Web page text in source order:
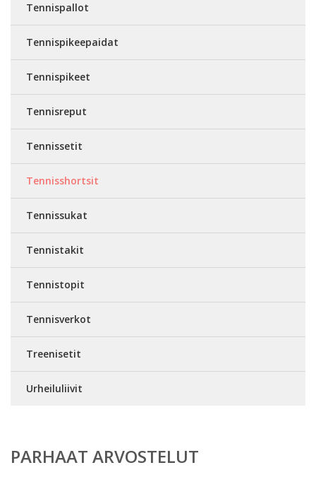
Tennispallot
Tennispikeepaidat
Tennispikeet
Tennisreput
Tennissetit
Tennisshortsit
Tennissukat
Tennistakit
Tennistopit
Tennisverkot
Treenisetit
Urheiluliivit
PARHAAT ARVOSTELUT